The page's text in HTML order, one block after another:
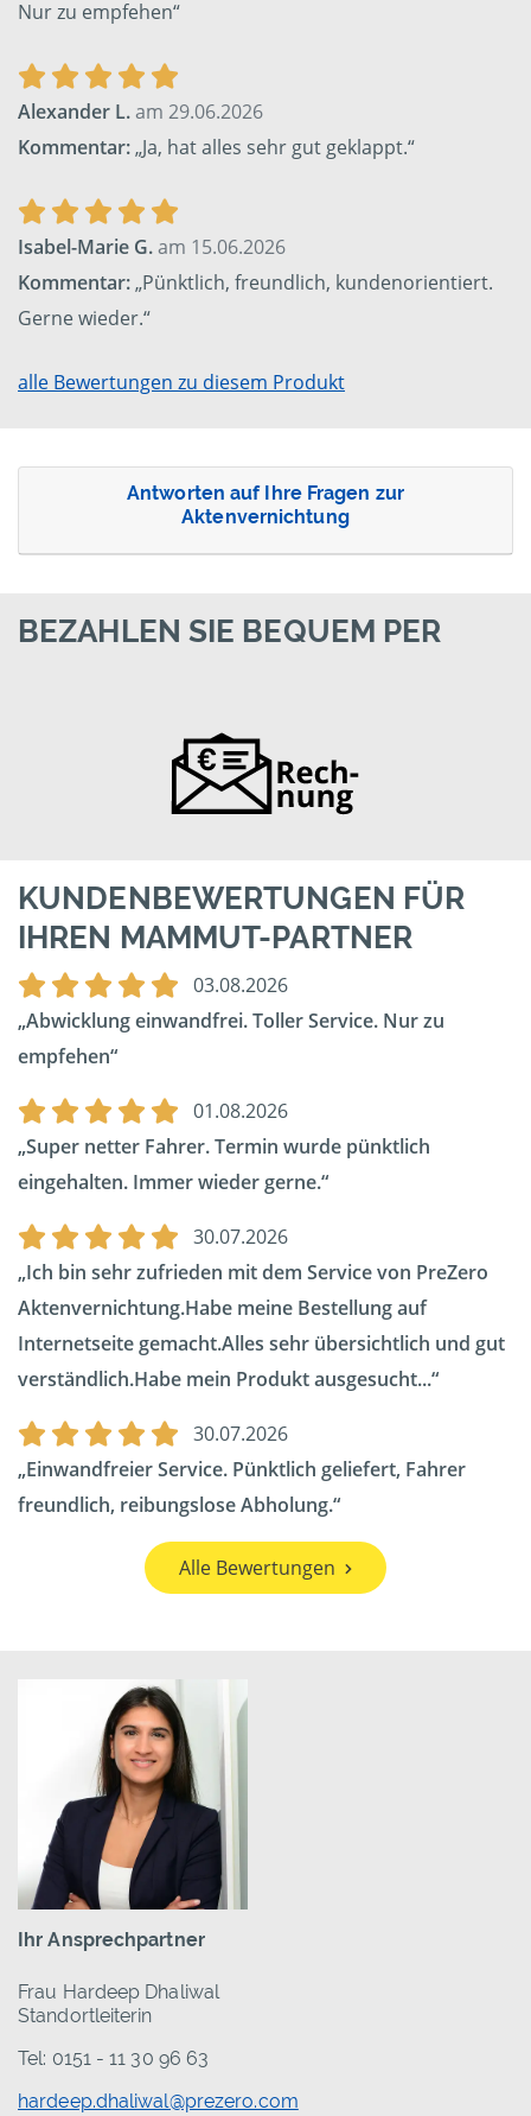
Nur zu empfehen“
Alexander L.am 29.06.2026
Kommentar:„Ja, hat alles sehr gut geklappt.“
Isabel-Marie G.am 15.06.2026
Kommentar:„Pünktlich, freundlich, kundenorientiert.
Gerne wieder.“
alle Bewertungen zu diesem Produkt
Antworten auf Ihre Fragen zur
Aktenvernichtung
BEZAHLEN SIE BEQUEM PER
KUNDENBEWERTUNGEN FÜR
IHREN MAMMUT-PARTNER
03.08.2026
Abwicklung einwandfrei. Toller Service. Nur zu
empfehen
01.08.2026
Super netter Fahrer. Termin wurde pünktlich
eingehalten. Immer wieder gerne.
30.07.2026
Ich bin sehr zufrieden mit dem Service von PreZero
Aktenvernichtung.Habe meine Bestellung auf
Internetseite gemacht.Alles sehr übersichtlich und gut
verständlich.Habe mein Produkt ausgesucht...
30.07.2026
Einwandfreier Service. Pünktlich geliefert, Fahrer
freundlich, reibungslose Abholung.
Alle Bewertungen
Ihr Ansprechpartner
Frau Hardeep Dhaliwal
Standortleiterin
Tel: 0151 - 11 30 96 63
hardeep.dhaliwal@prezero.com